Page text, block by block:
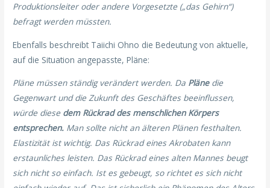
Produktionsleiter oder andere Vorgesetzte („das Gehirn“)
befragt werden müssten.
Ebenfalls beschreibt Taiichi Ohno die Bedeutung von aktuelle,
auf die Situation angepasste, Pläne:
Pläne müssen ständig verändert werden. Da Plänedie
Gegenwart und die Zukunft des Geschäftes beeinflussen,
würde diese dem Rückrad des menschlichen Körpers
entsprechen. Man sollte nicht an älteren Plänen festhalten.
Elastizität ist wichtig. Das Rückrad eines Akrobaten kann
erstaunliches leisten. Das Rückrad eines alten Mannes beugt
sich nicht so einfach. Ist es gebeugt, so richtet es sich nicht